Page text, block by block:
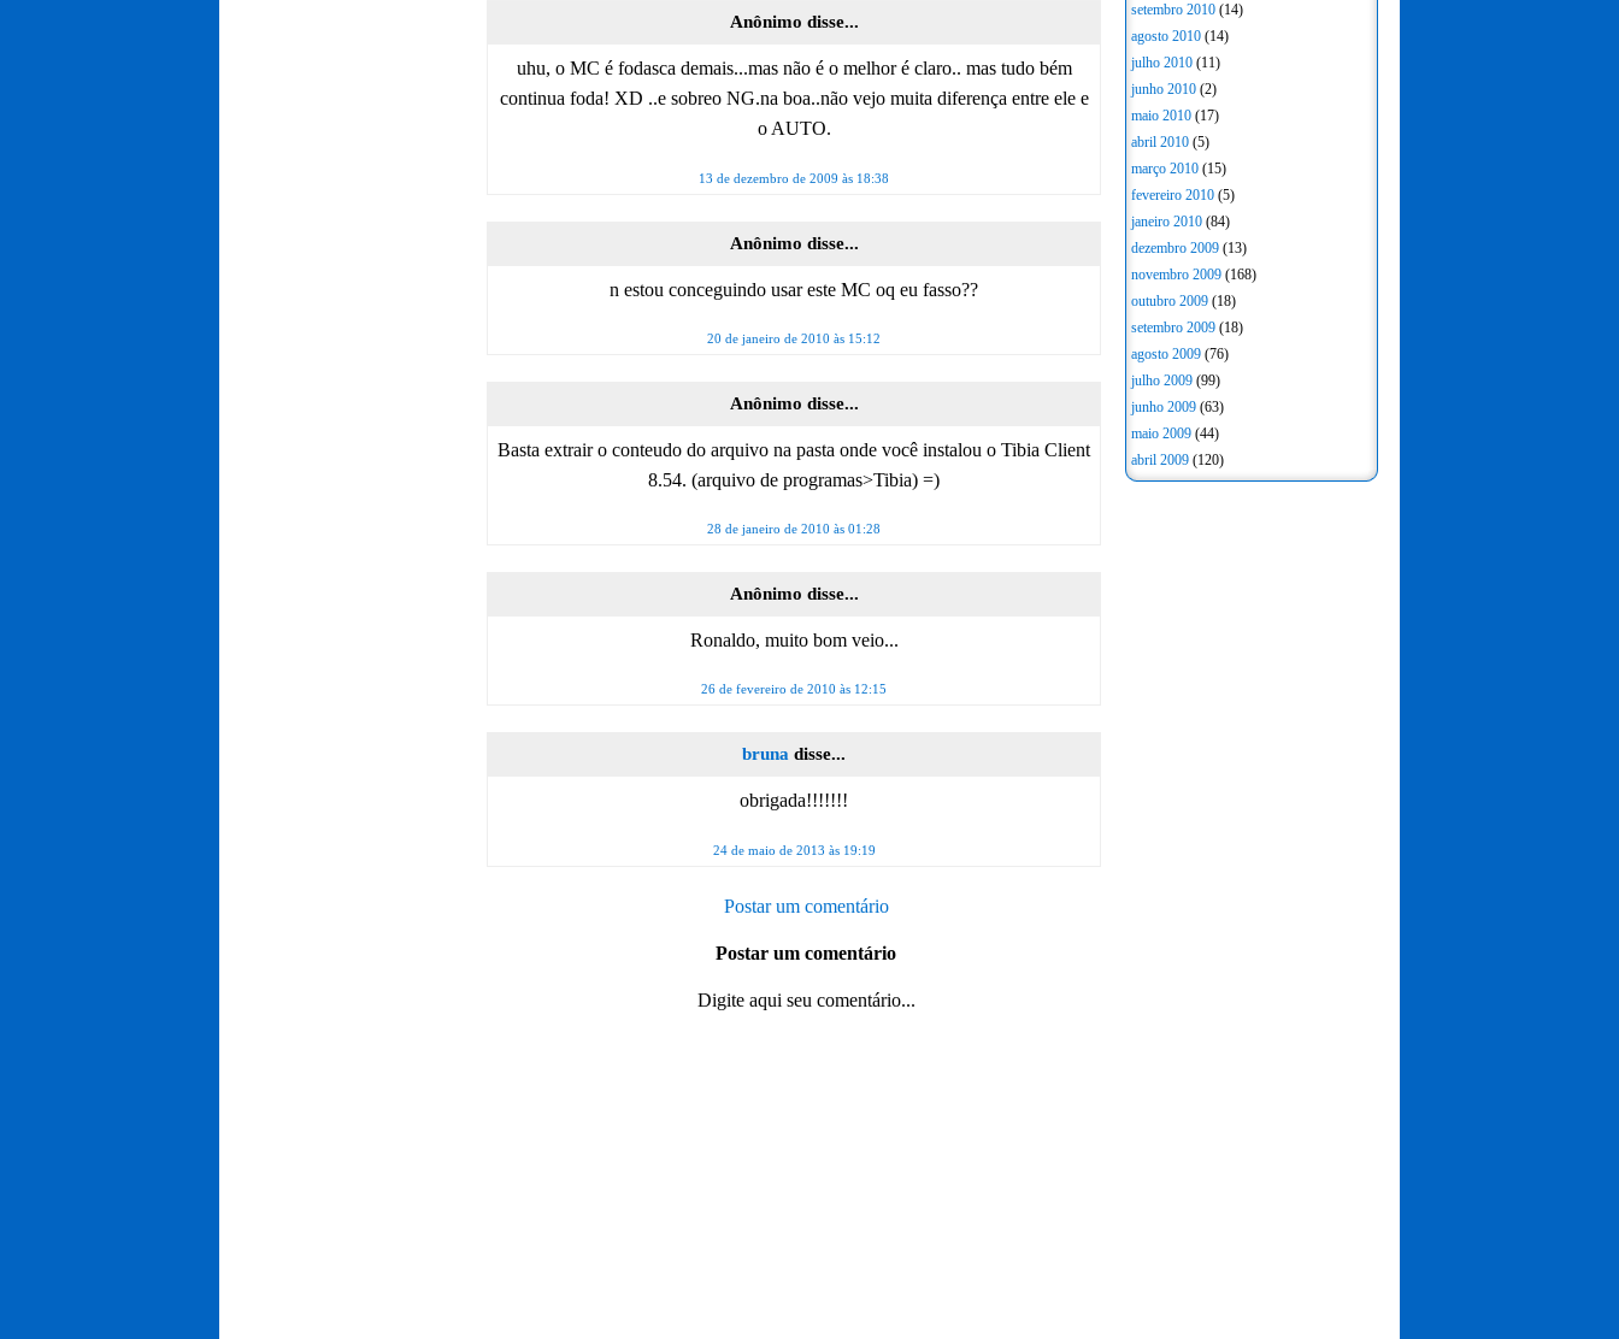
Anônimo disse...
uhu, o MC é fodasca demais...mas não é o melhor é claro.. mas tudo bém
continua foda! XD ..e sobreo NG.na boa..não vejo muita diferença entre ele e
o AUTO.
13 de dezembro de 2009 às 18:38
Anônimo disse...
n estou conceguindo usar este MC oq eu fasso??
20 de janeiro de 2010 às 15:12
Anônimo disse...
Basta extrair o conteudo do arquivo na pasta onde você instalou o Tibia Client
8.54. (arquivo de programas>Tibia) =)
28 de janeiro de 2010 às 01:28
Anônimo disse...
Ronaldo, muito bom veio...
26 de fevereiro de 2010 às 12:15
bruna disse...
obrigada!!!!!!!
24 de maio de 2013 às 19:19
Postar um comentário
Postar um comentário
Digite aqui seu comentário...
setembro 2010 (14)
agosto 2010 (14)
julho 2010 (11)
junho 2010 (2)
maio 2010 (17)
abril 2010 (5)
março 2010 (15)
fevereiro 2010 (5)
janeiro 2010 (84)
dezembro 2009 (13)
novembro 2009 (168)
outubro 2009 (18)
setembro 2009 (18)
agosto 2009 (76)
julho 2009 (99)
junho 2009 (63)
maio 2009 (44)
abril 2009 (120)